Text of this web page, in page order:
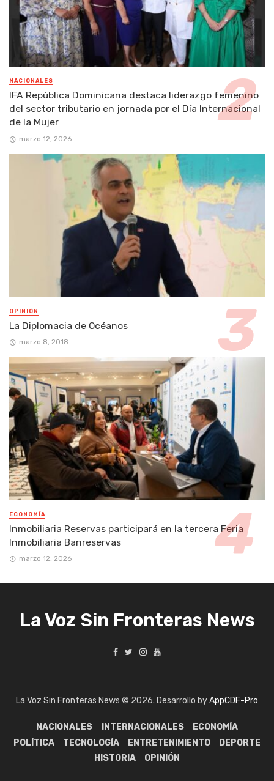
NACIONALES
IFA República Dominicana destaca liderazgo femenino
del sector tributario en jornada por el Día Internacional
de la Mujer
marzo 12, 2026
OPINIÓN
La Diplomacia de Océanos
marzo 8, 2018
ECONOMÍA
Inmobiliaria Reservas participará en la tercera Feria
Inmobiliaria Banreservas
marzo 12, 2026
La Voz Sin Fronteras News
La Voz Sin Fronteras News © 2026. Desarrollo byAppCDF-Pro
NACIONALES INTERNACIONALES
ECONOMÍA
POLÍTICA
TECNOLOGÍA ENTRETENIMIENTO
DEPORTE
HISTORIA
OPINIÓN